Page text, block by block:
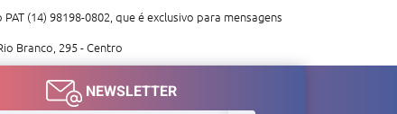
(14) 98198-0802, que é exclusivo para mensagens
Branco, 295 - Centro
NEWSLETTER